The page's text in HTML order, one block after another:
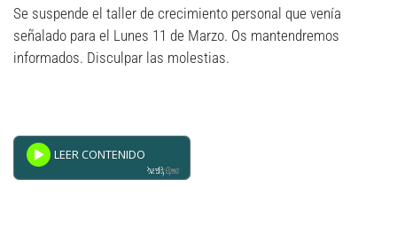
Se suspende el taller de crecimiento personal que venía
señalado para el Lunes 11 de Marzo. Os mantendremos
informados. Disculpar las molestias.
GSpeech